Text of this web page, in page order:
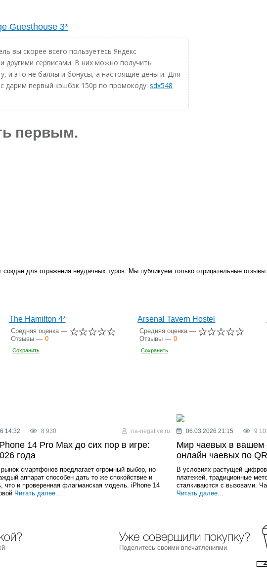
Guesthouse 3*
вы скорее всего пользуетесь Яндекс
другими сервисами. В них можно получить
и это не баллы и бонусы, а настоящие деньги. Для
дарим первый кэшбэк 150р по промокоду: sdx548
первым.
для отражения неудачных туров. Мы публикуем только отрицательные
The Hamilton 4*
Средняя оценка —
Отзывы — 0
Сохранить
Arsenal Tavern Hostel
Средняя оценка —
Отзывы — 0
Сохранить
14:32 8 930 na-negative.ru
14 Pro Max до сих пор в игре:
года
смартфонов предлагает огромный выбор, но
аппарат способен дать то же спокойствие и
что и проверенная флагманская модель. iPhone 14
Читать далее...
06.03.2026 21:15 9
Мир чаевых в вашем
онлайн чаевых по
В условиях растущей
платежей, традиционные
сталкиваются с вызовами.
Читать далее...
Уже совершили покупку?
Поделитесь своими впечатлениями